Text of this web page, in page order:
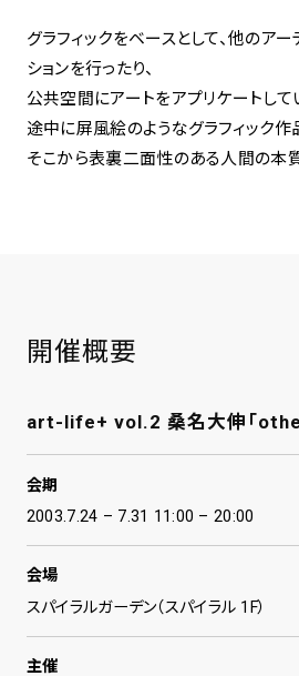
Store
Spiral Rendezvous Store
グランスタ東京店
spiral
松坂
グラフィックをベースとして、他のア
ションを行ったり、
公共空間にアートをアプリケートして
途中に屏風絵のようなグラフィック作
そこから表裏二面性のある人間の本
開催概要
art-life+ vol.2 桑名大伸「
会期
2003.7.24 – 7.31 11:00 – 20:00
会場
スパイラルガーデン（スパイラル 1F）
主催